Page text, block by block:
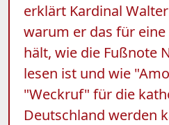
erklärt Kardinal
warum er das für
hält, wie die Fußnote
lesen ist und wie
"Weckruf" für die
Deutschland werden